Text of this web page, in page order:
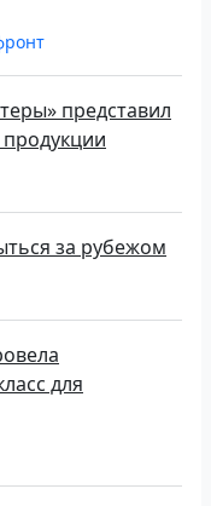
представил
за рубежом
для